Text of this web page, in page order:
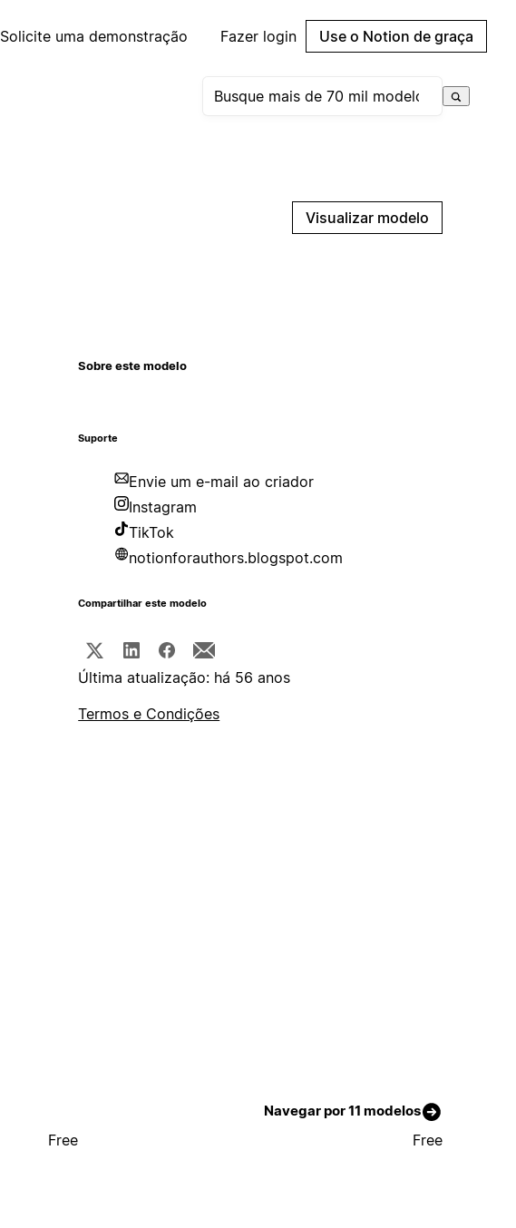
Solicite uma demonstração Fazer login Use o Notion de graça
Visualizar modelo
Sobre este modelo
Suporte
Envie um e-mail ao criador
Instagram
TikTok
notionforauthors.blogspot.com
Compartilhar este modelo
Última atualização: há 56 anos
Termos e Condições
Navegar por 11 modelos
Free Free